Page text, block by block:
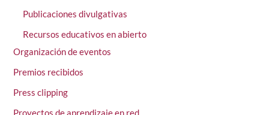
Publicaciones divulgativas
Recursos educativos en abierto
Organización de eventos
Premios recibidos
Press clipping
Proyectos de aprendizaje en red